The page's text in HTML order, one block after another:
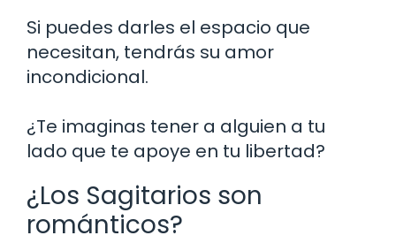
Si puedes darles el espacio que
necesitan, tendrás su amor
incondicional.
¿Te imaginas tener a alguien a tu
lado que te apoye en tu libertad?
¿Los Sagitarios son
románticos?